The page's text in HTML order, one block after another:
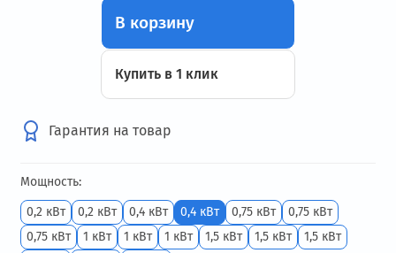
В корзину
Купить в 1 клик
Гарантия на товар
Мощность:
0,2 кВт
0,2 кВт 0,4 кВт 0,4 кВт 0,75 кВт
0,75 кВт
0,75 кВт
1 кВт 1 кВт 1 кВт 1,5 кВт 1,5 кВт
1,5 кВт